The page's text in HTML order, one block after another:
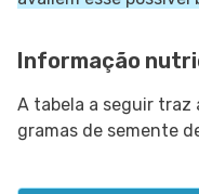
Informação
A tabela a seguir
gramas de semente